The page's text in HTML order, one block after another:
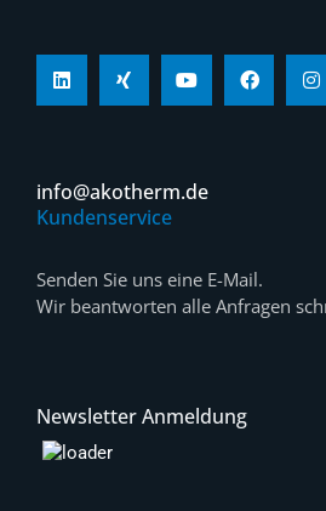
info@akotherm.de
Kundenservice
Senden Sie uns eine E-Mail.
Wir beantworten alle Anfragen
Newsletter Anmeldung